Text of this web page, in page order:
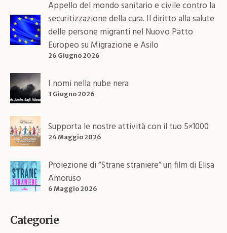
Appello del mondo sanitario e civile contro la
securitizzazione della cura. Il diritto alla salute
delle persone migranti nel Nuovo Patto
Europeo su Migrazione e Asilo
26 Giugno 2026
I nomi nella nube nera
3 Giugno 2026
Supporta le nostre attività con il tuo 5×1000
24 Maggio 2026
Proiezione di “Strane straniere” un film di Elisa
Amoruso
6 Maggio 2026
Categorie